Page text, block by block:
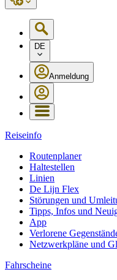
DE
Anmeldung
Reiseinfo
Routenplaner
Haltestellen
Linien
De Lijn Flex
Störungen und
Tipps, Infos und
App
Verlorene
Netzwerkpläne und
Fahrscheine